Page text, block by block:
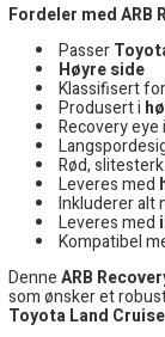
Fordeler med ARB
Passer
Høyre side
Klassifisert
Produsert i
Recovery eye i
Rød, slitesterk
Leveres med
Inkluderer alt
Leveres med
Kompatibel
DenneARB
som ønsker et
Toyota Land